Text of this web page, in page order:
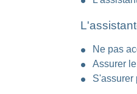
Ne pas
Assurer
S'assurer